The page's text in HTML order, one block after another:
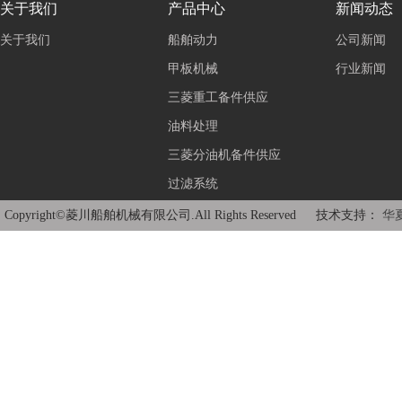
关于我们
关于我们
产品中心
船舶动力
甲板机械
三菱重工备件供应
油料处理
三菱分油机备件供应
过滤系统
新闻动态
公司新闻
行业新闻
Copyright©菱川船舶机械有限公司.All Rights Reserved 技术支持： 华